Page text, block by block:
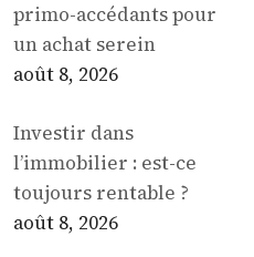
primo-accédants pour
un achat serein
août 8, 2026
Investir dans
l’immobilier : est-ce
toujours rentable ?
août 8, 2026